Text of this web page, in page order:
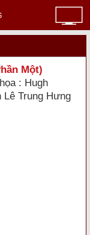
Một)
: Hugh
Lê Trung Hưng